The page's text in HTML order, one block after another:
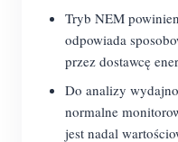
Tryb NEM
odpowiada
przez dostawcę
Do analizy
normalne
jest nadal